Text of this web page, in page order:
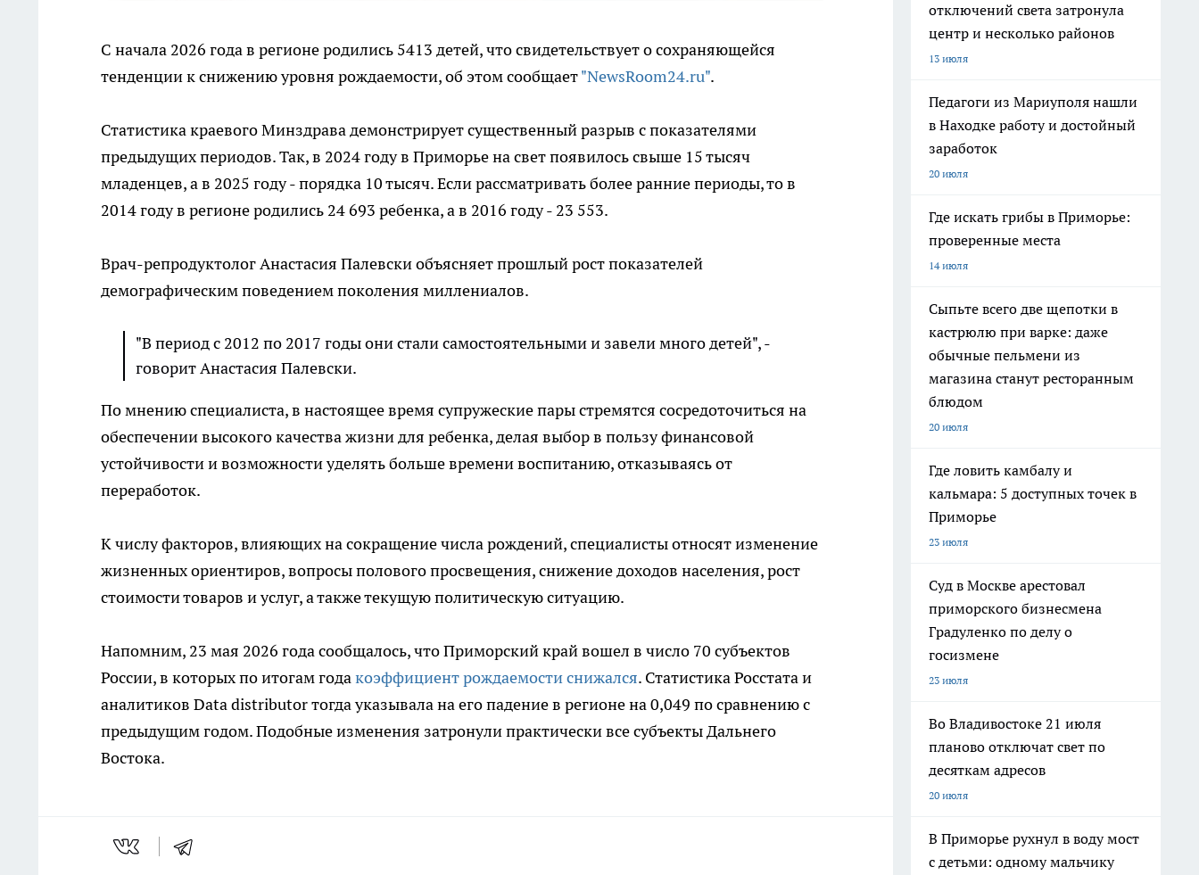
С начала 2026 года в регионе родились 5413 детей, что свидетельствует о сохраняющейся
тенденции к снижению уровня рождаемости, об этом сообщает"NewsRoom24.ru".
Статистика краевого Минздрава демонстрирует существенный разрыв с показателями
предыдущих периодов. Так, в 2024 году в Приморье на свет появилось свыше 15 тысяч
младенцев, а в 2025 году - порядка 10 тысяч. Если рассматривать более ранние периоды, то в
2014 году в регионе родились 24 693 ребенка, а в 2016 году - 23 553.
Врач-репродуктолог Анастасия Палевски объясняет прошлый рост показателей
демографическим поведением поколения миллениалов.
"В период с 2012 по 2017 годы они стали самостоятельными и завели много детей", -
говорит Анастасия Палевски.
По мнению специалиста, в настоящее время супружеские пары стремятся сосредоточиться на
обеспечении высокого качества жизни для ребенка, делая выбор в пользу финансовой
устойчивости и возможности уделять больше времени воспитанию, отказываясь от
переработок.
К числу факторов, влияющих на сокращение числа рождений, специалисты относят изменение
жизненных ориентиров, вопросы полового просвещения, снижение доходов населения, рост
стоимости товаров и услуг, а также текущую политическую ситуацию.
Напомним, 23 мая 2026 года сообщалось, что Приморский край вошел в число 70 субъектов
России, в которых по итогам годакоэффициент рождаемости снижался. Статистика Росстата и
аналитиков Data distributor тогда указывала на его падение в регионе на 0,049 по сравнению с
предыдущим годом. Подобные изменения затронули практически все субъекты Дальнего
Востока.
отключений света затронула
центр и несколько районов
13 июля
Педагоги из Мариуполя нашли
в Находке работу и достойный
заработок
20 июля
Где искать грибы в Приморье:
проверенные места
14 июля
Сыпьте всего две щепотки в
кастрюлю при варке: даже
обычные пельмени из
магазина станут ресторанным
блюдом
20 июля
Где ловить камбалу и
кальмара: 5 доступных точек в
Приморье
23 июля
Суд в Москве арестовал
приморского бизнесмена
Градуленко по делу о
госизмене
23 июля
Во Владивостоке 21 июля
планово отключат свет по
десяткам адресов
20 июля
В Приморье рухнул в воду мост
с детьми: одному мальчику